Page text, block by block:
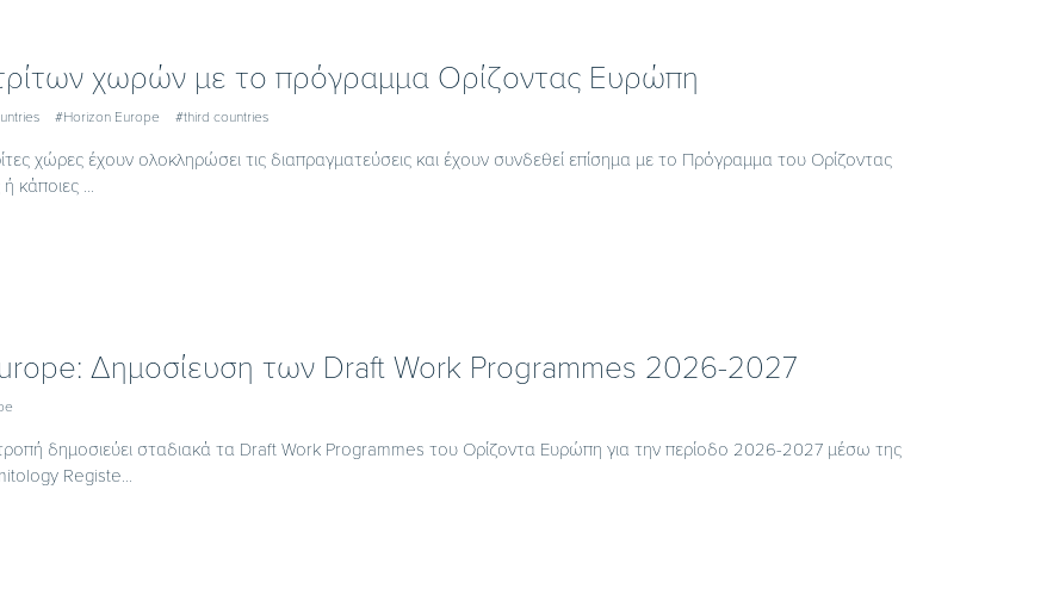
χωρών με το πρόγραμμα Ορίζοντας Ευρώπη
#Horizon Europe #third countries
χώρες έχουν ολοκληρώσει τις διαπραγματεύσεις και έχουν συνδεθεί επίσημα με το Πρόγραμμα του Ορίζοντας
κάποιες ...
Δημοσίευση των Draft Work Programmes 2026-2027
δημοσιεύει σταδιακά τα Draft Work Programmes του Ορίζοντα Ευρώπη για την περίοδο 2026-2027 μέσω της
Registe...